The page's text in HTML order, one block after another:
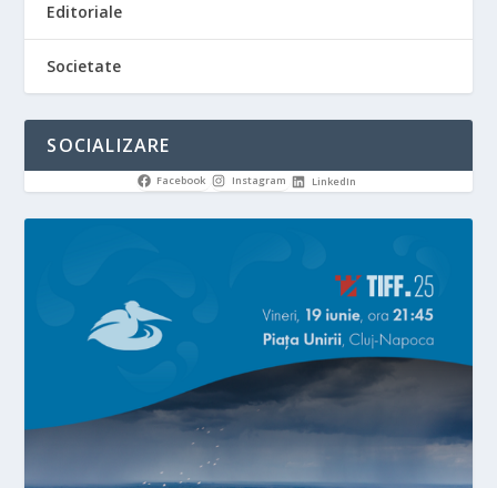
Editoriale
Societate
SOCIALIZARE
Facebook Instagram LinkedIn